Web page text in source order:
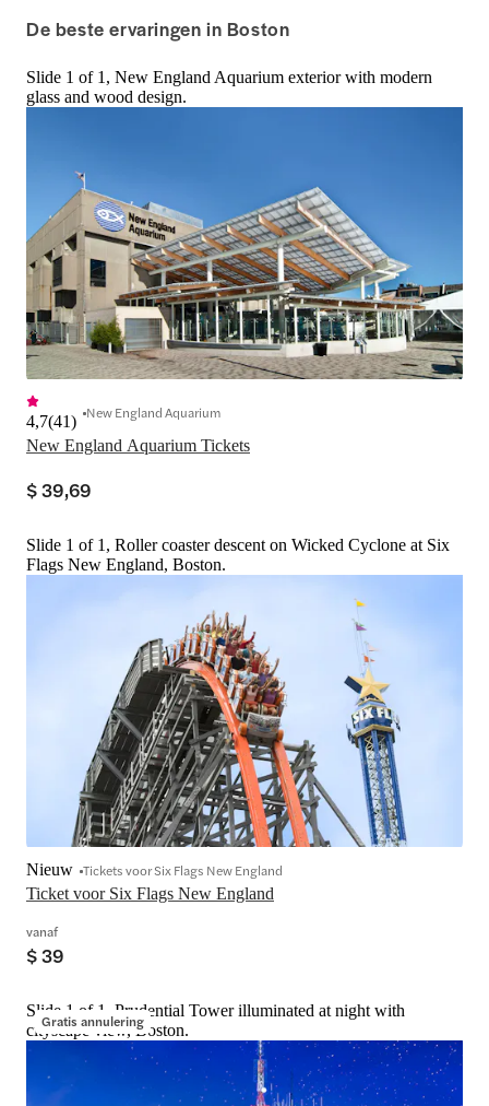
voor gezinnen, stellen en iedereen
leuke, leerzame ervaring met
gemakkelijke toegang en handige
De beste ervaringen in Boston
Slide 1 of 1, New England Aquarium exterior with modern
glass and wood design.
New England Aquarium Tickets
4,7(41) New England Aquarium
$ 39,69
Slide 1 of 1, Roller coaster descent on Wicked Cyclone at Six
Flags New England, Boston.
Ticket voor Six Flags New England
Nieuw Tickets voor Six Flags New England
vanaf
$ 39
Gratis annulering
Slide 1 of 1, Prudential Tower illuminated at night with
cityscape view, Boston.